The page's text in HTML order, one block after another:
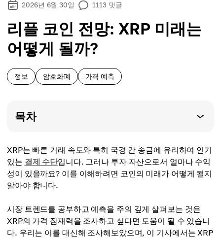
2026년 6월 30일 1113 댓글
리플 코인 전망: XRP 미래는
어떻게 될까?
정보 암호화폐 가격 예측
목차
XRP는 빠른 거래 속도와 특히 국경 간 송금에 유리하여 인기
있는 결제 수단입니다. 그러나 투자 자산으로서 얼마나 수익
성이 있을까요? 이를 이해하려면 코인의 미래가 어떻게 될지
알아야 합니다.
시장 트렌드를 공부하고 예측을 주의 깊게 살펴보는 것은
XRP의 가격 잠재력을 조사하고 싶다면 도움이 될 수 있습니
다. 우리는 이를 대신해 조사해보았으며, 이 기사에서는 XRP